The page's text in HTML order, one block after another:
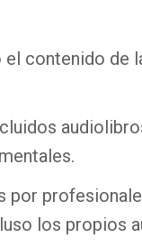
contenido de
por
los propios